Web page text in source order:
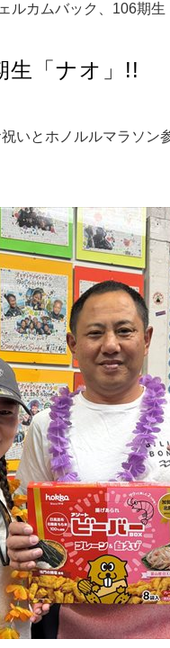
ルカムバック、106期生
生「ナオ」!!
いとホノルルマラソ